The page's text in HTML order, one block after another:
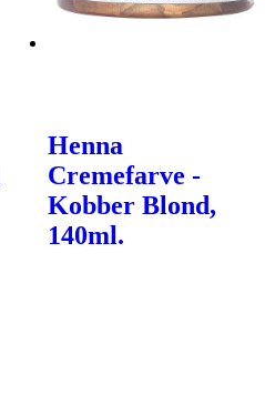
Henna
Cremefarve -
Kobber Blond,
140ml.